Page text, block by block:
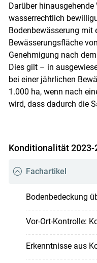
Darüber
wasserrechtlich
Bodenbewässerung mit
Bewässerungsfläche
Genehmigung nach
Dies gilt – in
bei einer jährlichen
1.000 ha, wenn nach
wird, dass dadurch die
Konditionalität 2023-
Fachartikel
Bodenbedeckung
Vor-Ort-Kontrolle:
Erkenntnisse aus